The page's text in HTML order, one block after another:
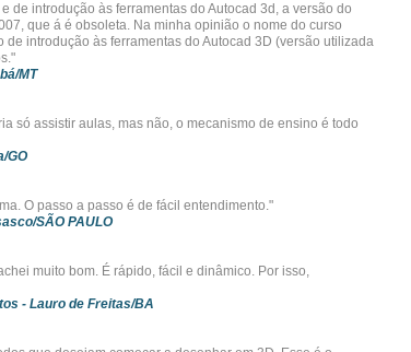
de introdução às ferramentas do Autocad 3d, a versão do
que á é obsoleta. Na minha opinião o nome do curso
introdução às ferramentas do Autocad 3D (versão utilizada
MT
só assistir aulas, mas não, o mecanismo de ensino é todo
GO
O passo a passo é de fácil entendimento."
SÃO PAULO
muito bom. É rápido, fácil e dinâmico. Por isso,
- Lauro de Freitas/BA